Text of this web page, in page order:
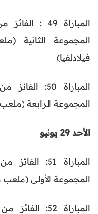
المباراة 49
المجموعة الثانية
فيلادلفيا)
المباراة 50:
المجموعة الرابعة
الأحد 29 يونيو
المباراة 51:
المجموعة الأولى (ملعب
المباراة 52: